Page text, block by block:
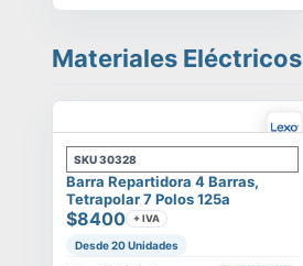
Materiales Eléctricos
SKU30328
Barra Repartidora 4 Barras,
Tetrapolar 7 Polos 125a
$8400 + IVA
Desde 20 Unidades